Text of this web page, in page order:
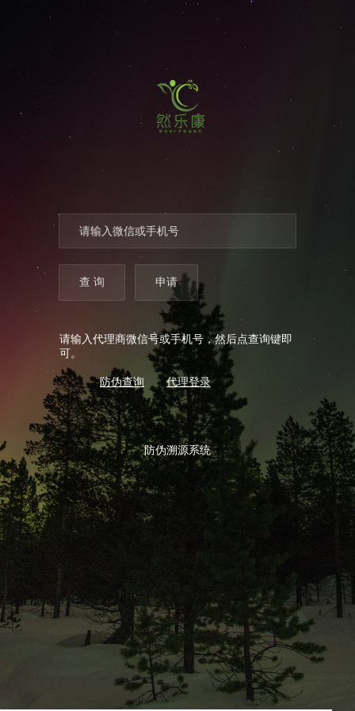
请输入代理商微信号或手机号，然后点查询键即
可。
防伪查询 代理登录
防伪溯源系统